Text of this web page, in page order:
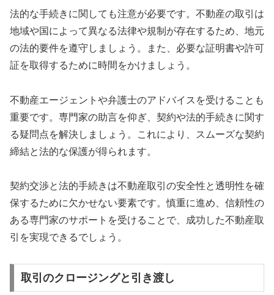
法的な手続きに関しても注意が必要です。不動産の取引は
地域や国によって異なる法律や規制が存在するため、地元
の法的要件を遵守しましょう。また、必要な証明書や許可
証を取得するために時間をかけましょう。
不動産エージェントや弁護士のアドバイスを受けることも
重要です。専門家の助言を仰ぎ、契約や法的手続きに関す
る疑問点を解決しましょう。これにより、スムーズな契約
締結と法的な保護が得られます。
契約交渉と法的手続きは不動産取引の安全性と透明性を確
保するために欠かせない要素です。慎重に進め、信頼性の
ある専門家のサポートを受けることで、成功した不動産取
引を実現できるでしょう。
取引のクロージングと引き渡し